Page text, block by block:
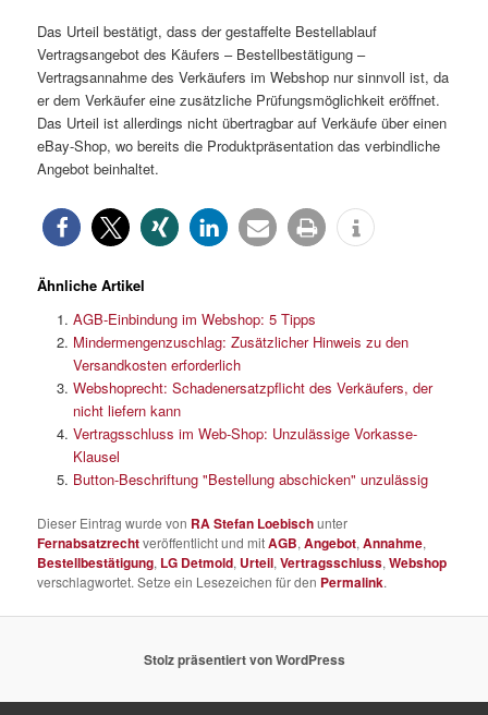
Das Urteil bestätigt, dass der gestaffelte Bestellablauf
Vertragsangebot des Käufers – Bestellbestätigung –
Vertragsannahme des Verkäufers im Webshop nur sinnvoll ist, da
er dem Verkäufer eine zusätzliche Prüfungsmöglichkeit eröffnet.
Das Urteil ist allerdings nicht übertragbar auf Verkäufe über einen
eBay-Shop, wo bereits die Produktpräsentation das verbindliche
Angebot beinhaltet.
Ähnliche Artikel
AGB-Einbindung im Webshop: 5 Tipps
Mindermengenzuschlag: Zusätzlicher Hinweis zu den
Versandkosten erforderlich
Webshoprecht: Schadenersatzpflicht des Verkäufers, der
nicht liefern kann
Vertragsschluss im Web-Shop: Unzulässige Vorkasse-
Klausel
Button-Beschriftung "Bestellung abschicken" unzulässig
Dieser Eintrag wurde von RA Stefan Loebischunter
Fernabsatzrechtveröffentlicht und mitAGB,Angebot,Annahme,
Bestellbestätigung, LG Detmold, Urteil,Vertragsschluss,Webshop
verschlagwortet. Setze ein Lesezeichen für den Permalink.
Stolz präsentiert von WordPress